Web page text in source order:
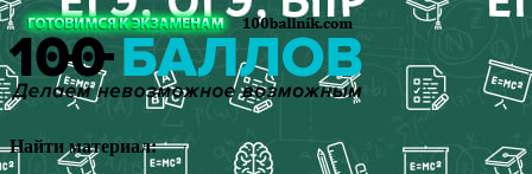
Перейти
к
содержимому
Найти материал: